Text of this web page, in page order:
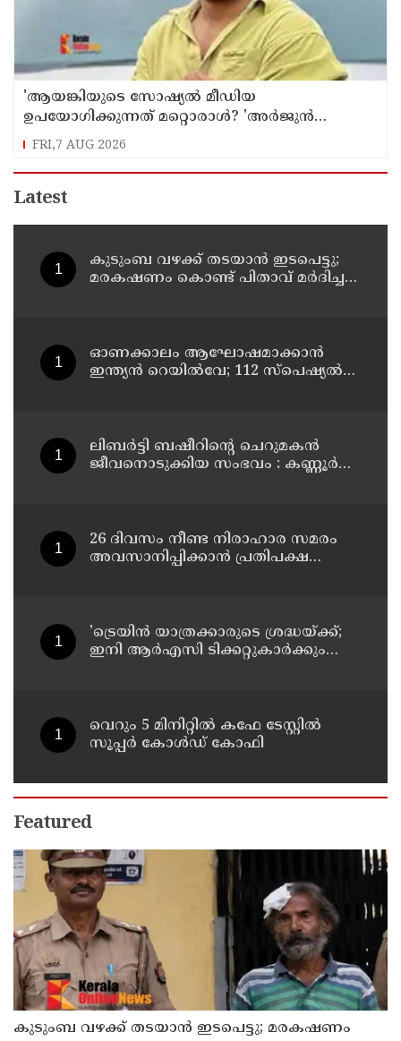
'ആയങ്കിയുടെ സോഷ്യൽ മീഡിയ
ഉപയോഗിക്കുന്നത് മറ്റൊരാൾ? 'അർജുൻ
ആയങ്കിയെ പൂട്ടാനൊരുങ്ങി പൊലീസ്';
FRI,7 AUG 2026
Latest
കുടുംബ വഴക്ക് തടയാന്‍ ഇടപെട്ടു;
മരകഷണം കൊണ്ട് പിതാവ് മർദിച്ച
ഓണക്കാലം ആഘോഷമാക്കാൻ
ഇന്ത്യൻ റെയിൽവേ; 112 സ്പെഷ്യൽ
ലിബർട്ടി ബഷീറിന്റെ ചെറുമകൻ
ജീവനൊടുക്കിയ സംഭവം : കണ്ണൂർ
പരാതിയുമായിബന്ധുക്കൾ
26 ദിവസം നീണ്ട നിരാഹാര സമരം
അവസാനിപ്പിക്കാൻ പ്രതിപക്ഷ
'ട്രെയിൻ യാത്രക്കാരുടെ ശ്രദ്ധയ്ക്ക്‌;
ഇനി ആർഎസി ടിക്കറ്റുകാർക്കും
വെറും 5 മിനിറ്റിൽ കഫേ ടേസ്റ്റിൽ
സൂപ്പർ കോൾഡ് കോഫി
Featured
കുടുംബ വഴക്ക് തടയാന്‍ ഇടപെട്ടു; മരകഷണം